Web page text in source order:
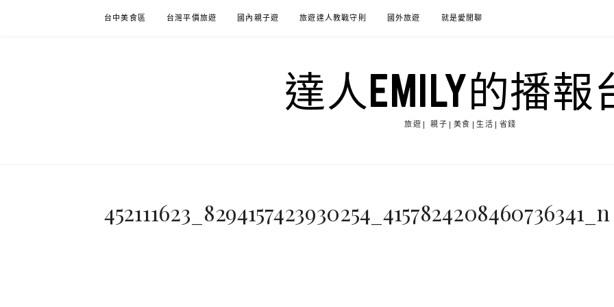
台中美食區 台灣平價旅遊 國內親子遊 旅遊達人教戰守則 國外旅遊 就是愛閒聊
達人EMILY的播報
旅遊| 親子|美食|生活|省錢
452111623_8294157423930254_4157824208460736341_n